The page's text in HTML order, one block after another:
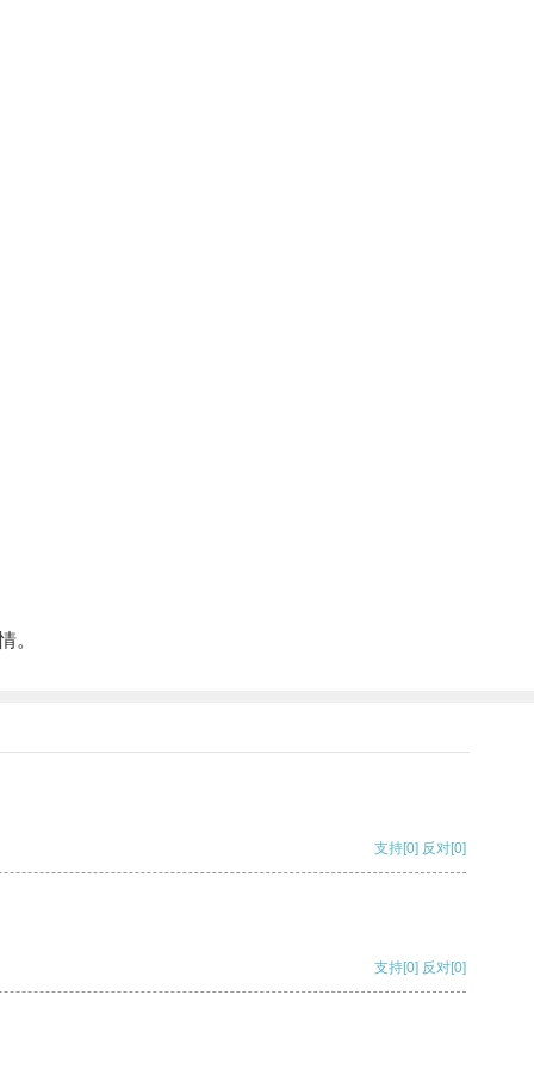
。
支持[0] 反对[0]
支持[0] 反对[0]